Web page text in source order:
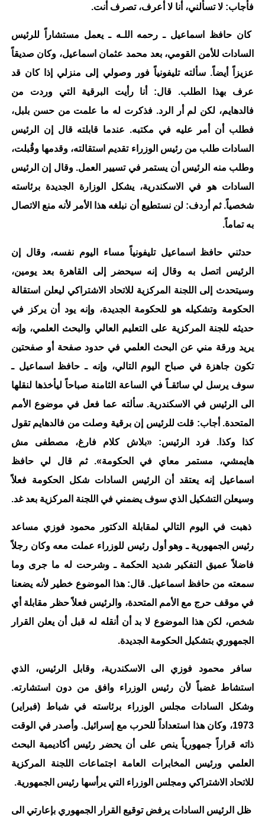
فأجاب: لا تسألني، أنا لا أعرف، تصرف أنت.
كان حافظ اسماعيل ـ رحمه اللـه ـ يعمل مستشاراً للرئيس
السادات للأمن القومي، بعد محمد عثمان اسماعيل، وكان صديقاً
عزيزاً أيضاً. سألته تليفونياً فور وصولي إلى منزلي إذا كان قد
عرف بهذا الطلب. قال: أنا رأيت البرقية التي وردت من
فالدهايم، لكن لم أر الرد. فذكرت له ما علمت من حسن بلبل،
فطلب أن أمر عليه في مكتبه. عندما قابلته قال إن الرئيس
السادات طلب من رئيس الوزراء تقديم استقالته، وقدمها وقُبلت،
وطلب منه الرئيس أن يستمر في تسيير العمل. وقال إن الرئيس
السادات هو في الاسكندرية، يشكل الوزارة الجديدة برئاسته
شخصياً. ثم أردف: لن نستطيع أن نبلغه هذا الأمر لأنه منع الاتصال
به تماماً.
حدثني حافظ اسماعيل تليفونياً مساء اليوم نفسه، وقال إن
الرئيس اتصل به وقال إنه سيحضر إلى القاهرة بعد يومين،
وسيتحدث إلى اللجنة المركزية للاتحاد الاشتراكي ليعلن استقالة
الحكومة وتشكيله هو للحكومة الجديدة، وإنه يود أن يركز في
حديثه للجنة المركزية على التعليم العالي والبحث العلمي، وإنه
يريد ورقة مني عن البحث العلمي في حدود صفحة أو صفحتين
تكون جاهزة في صباح اليوم التالي، وإنه ـ حافظ اسماعيل ـ
سوف يرسل لي سائقـاً في الساعة الثامنة صباحاً ليأخذها لنقلها
الى الرئيس في الاسكندرية. سألته عما فعل في موضوع الأمم
المتحدة. أجاب: قلت للرئيس إن برقية وصلت من فالدهايم تقول
كذا وكذا. فرد الرئيس: «بلاش كلام فارغ، مصطفى مش
هايمشي، مستمر معاي في الحكومة». ثم قال لي حافظ
اسماعيل إنه يعتقد أن الرئيس السادات شكل الحكومة فعلاً
وسيعلن التشكيل الذي سوف يضمني في اللجنة المركزية بعد غد.
ذهبت في اليوم التالي لمقابلة الدكتور محمود فوزي مساعد
رئيس الجمهورية ـ وهو أول رئيس للوزراء عملت معه وكان رجلاً
فاضلاً عميق التفكير شديد الحكمة ـ وشرحت له ما جرى وما
سمعته من حافظ اسماعيل. قال: هذا الموضوع خطير لأنه يضعنا
في موقف حرج مع الأمم المتحدة، والرئيس فعلاً حظر مقابلة أي
شخص، لكن هذا الموضوع لا بد أن أنقله له قبل أن يعلن القرار
الجمهوري بتشكيل الحكومة الجديدة.
سافر محمود فوزي الى الاسكندرية، وقابل الرئيس، الذي
استشاط غضباً لأن رئيس الوزراء وافق من دون استشارته.
وشكل السادات مجلس الوزراء برئاسته في شباط (فبراير)
1973، وكان هذا استعداداً للحرب مع إسرائيل. وأصدر في الوقت
ذاته قراراً جمهورياً ينص على أن يحضر رئيس أكاديمية البحث
العلمي ورئيس المخابرات العامة اجتماعات اللجنة المركزية
للاتحاد الاشتراكي ومجلس الوزراء التي يرأسها رئيس الجمهورية.
ظل الرئيس السادات يرفض توقيع القرار الجمهوري بإعارتي الى